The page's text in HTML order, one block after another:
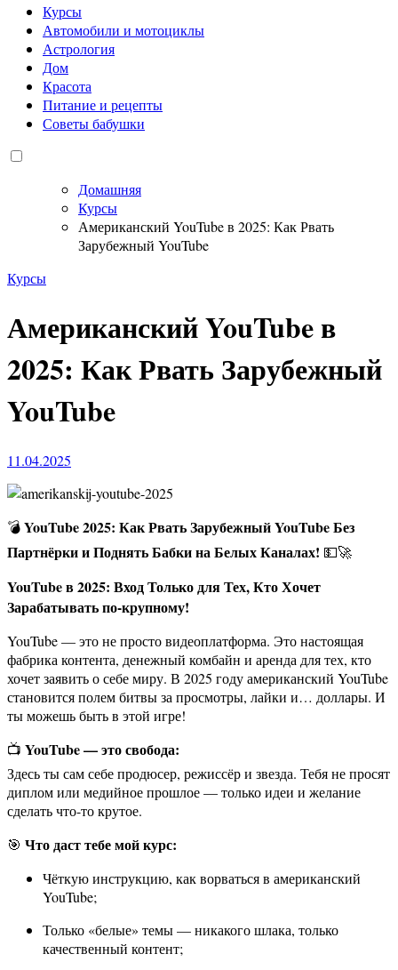
Курсы
Автомобили и мотоциклы
Астрология
Дом
Красота
Питание и рецепты
Советы бабушки
Домашняя
Курсы
Американский YouTube в 2025: Как Рвать
Зарубежный YouTube
Курсы
Американский YouTube в
2025: Как Рвать Зарубежный
YouTube
11.04.2025
💣YouTube 2025: Как Рвать Зарубежный YouTube Без
Партнёрки и Поднять Бабки на Белых Каналах! 💵🚀
YouTube в 2025: Вход Только для Тех, Кто Хочет
Зарабатывать по-крупному!
YouTube — это не просто видеоплатформа. Это настоящая
фабрика контента, денежный комбайн и аренда для тех, кто
хочет заявить о себе миру. В 2025 году американский YouTube
становится полем битвы за просмотры, лайки и… доллары. И
ты можешь быть в этой игре!
📺 YouTube — это свобода:
Здесь ты сам себе продюсер, режиссёр и звезда. Тебя не просят
диплом или медийное прошлое — только идеи и желание
сделать что-то крутое.
🎯 Что даст тебе мой курс:
Чёткую инструкцию, как ворваться в американский
YouTube;
Только «белые» темы — никакого шлака, только
качественный контент;